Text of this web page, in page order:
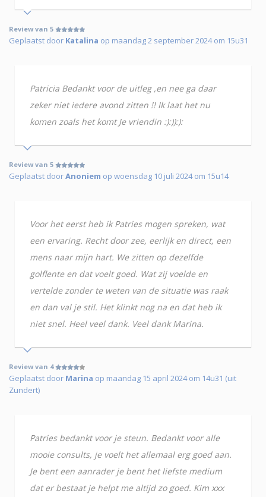
Review van 5
Geplaatst door Katalina op maandag 2 september 2024 om 15u31
Patricia Bedankt voor de uitleg ,en nee ga daar
zeker niet iedere avond zitten !! Ik laat het nu
komen zoals het komt Je vriendin :):)):):
Review van 5
Geplaatst doorAnoniem op woensdag 10 juli 2024 om 15u14
Voor het eerst heb ik Patries mogen spreken, wat
een ervaring. Recht door zee, eerlijk en direct, een
mens naar mijn hart. We zitten op dezelfde
golflente en dat voelt goed. Wat zij voelde en
vertelde zonder te weten van de situatie was raak
en dan val je stil. Het klinkt nog na en dat heb ik
niet snel. Heel veel dank. Veel dank Marina.
Review van 4
Geplaatst door Marina op maandag 15 april 2024 om 14u31 (uit
Zundert)
Patries bedankt voor je steun. Bedankt voor alle
mooie consults, je voelt het allemaal erg goed aan.
Je bent een aanrader je bent het liefste medium
dat er bestaat je helpt me altijd zo goed. Kim xxx